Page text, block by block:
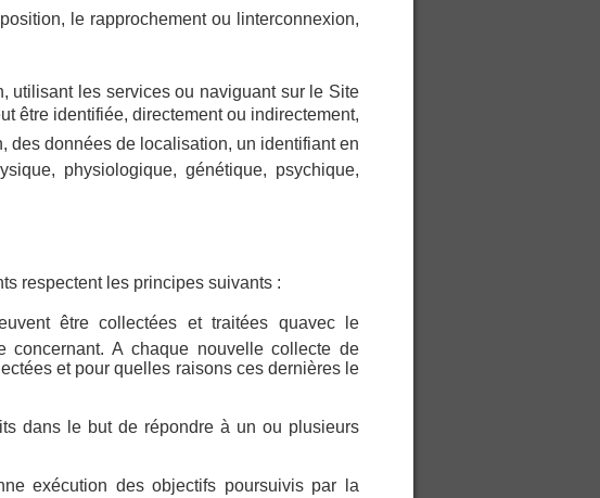
le rapprochement ou linterconnexion,
utilisant les services ou naviguant sur le Site
être identifiée, directement ou indirectement,
des données de localisation, un identifiant en
physiologique, génétique, psychique,
respectent les principes suivants :
être collectées et traitées quavec le
concernant. A chaque nouvelle collecte de
et pour quelles raisons ces dernières le
dans le but de répondre à un ou plusieurs
exécution des objectifs poursuivis par la